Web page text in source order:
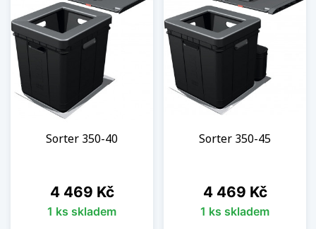
Sorter 350-40
Cena
4 469 Kč
1 ks skladem
Sorter 350-45
Cena
4 469 Kč
1 ks skladem